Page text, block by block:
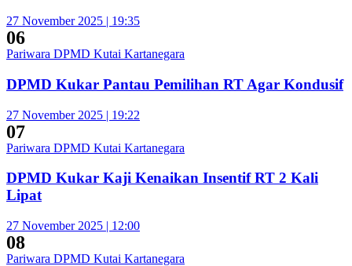
27 November 2025 | 19:35
06
Pariwara DPMD Kutai Kartanegara
DPMD Kukar Pantau Pemilihan RT Agar Kondusif
27 November 2025 | 19:22
07
Pariwara DPMD Kutai Kartanegara
DPMD Kukar Kaji Kenaikan Insentif RT 2 Kali
Lipat
27 November 2025 | 12:00
08
Pariwara DPMD Kutai Kartanegara